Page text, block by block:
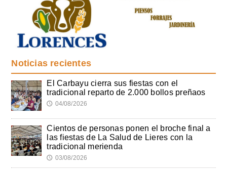
Noticias recientes
El Carbayu cierra sus fiestas con el
tradicional reparto de 2.000 bollos preñaos
🕔 04/08/2026
Cientos de personas ponen el broche final a
las fiestas de La Salud de Lieres con la
tradicional merienda
🕔 03/08/2026